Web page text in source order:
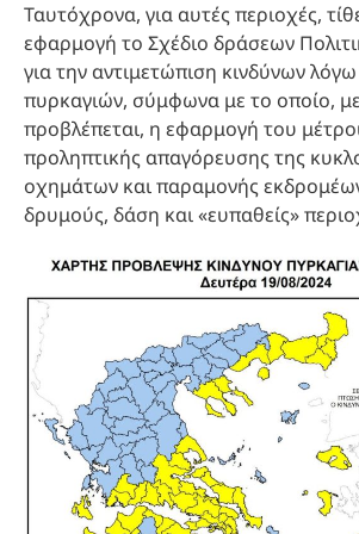
Ταυτόχρονα, για αυτές περιοχές,
εφαρμογή το Σχέδιο δράσεων
για την αντιμετώπιση κινδύνων
πυρκαγιών, σύμφωνα με το οποίο,
προβλέπεται, η εφαρμογή του
προληπτικής απαγόρευσης της
οχημάτων και παραμονής
δρυμούς, δάση και «ευπαθείς»